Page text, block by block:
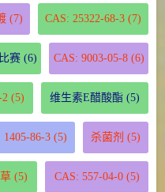
(7) CAS: 25322-68-3 (7)
赛(6) CAS: 9003-05-8(6)
2 (5) 维生素E醋酸酯 (5)
1405-86-3(5) 杀菌剂 (5)
(5) CAS: 557-04-0(5)